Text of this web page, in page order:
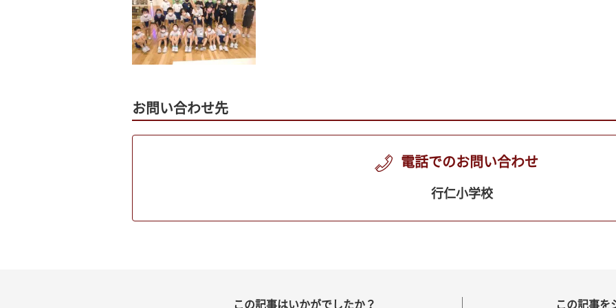
お問い合わせ先
電話でのお問い合わせ
行仁小学校
この記事はいかがでしたか？ この記事を